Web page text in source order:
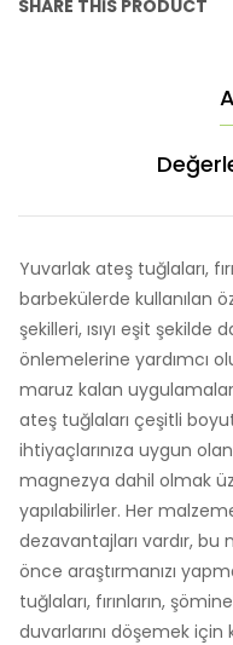
SHARE THIS PRODUCT
Yuvarlak ateş tuğlaları,
barbekülerde kullanılan
şekilleri, ısıyı eşit şekilde
önlemelerine yardımcı
maruz kalan
ateş tuğlaları çeşitli
ihtiyaçlarınıza uygun
magnezya dahil olmak
yapılabilirler. Her
dezavantajları vardır,
önce araştırmanızı
tuğlaları, fırınların,
duvarlarını döşemek için